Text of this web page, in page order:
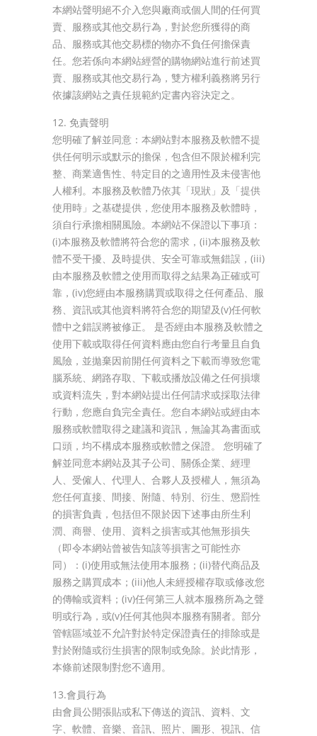
本網站聲明絕不介入您與廠商或個人間的任何買
賣、服務或其他交易行為，對於您所獲得的商
品、服務或其他交易標的物亦不負任何擔保責
任。您若係向本網站經營的購物網站進行前述買
賣、服務或其他交易行為，雙方權利義務將另行
依據該網站之責任規範約定書內容決定之。
12. 免責聲明
您明確了解並同意：本網站對本服務及軟體不提
供任何明示或默示的擔保，包含但不限於權利完
整、商業適售性、特定目的之適用性及未侵害他
人權利。本服務及軟體乃依其「現狀」及「提供
使用時」之基礎提供，您使用本服務及軟體時，
須自行承擔相關風險。本網站不保證以下事項：
(i)本服務及軟體將符合您的需求，(ii)本服務及軟
體不受干擾、及時提供、安全可靠或無錯誤，(iii)
由本服務及軟體之使用而取得之結果為正確或可
靠，(iv)您經由本服務購買或取得之任何產品、服
務、資訊或其他資料將符合您的期望及(v)任何軟
體中之錯誤將被修正。 是否經由本服務及軟體之
使用下載或取得任何資料應由您自行考量且自負
風險，並拋棄因前開任何資料之下載而導致您電
腦系統、網路存取、下載或播放設備之任何損壞
或資料流失，對本網站提出任何請求或採取法律
行動，您應自負完全責任。您自本網站或經由本
服務或軟體取得之建議和資訊，無論其為書面或
口頭，均不構成本服務或軟體之保證。 您明確了
解並同意本網站及其子公司、關係企業、經理
人、受僱人、代理人、合夥人及授權人，無須為
您任何直接、間接、附隨、特別、衍生、懲罰性
的損害負責，包括但不限於因下述事由所生利
潤、商譽、使用、資料之損害或其他無形損失
（即令本網站曾被告知該等損害之可能性亦
同）：(i)使用或無法使用本服務；(ii)替代商品及
服務之購買成本；(iii)他人未經授權存取或修改您
的傳輸或資料；(iv)任何第三人就本服務所為之聲
明或行為，或(v)任何其他與本服務有關者。部分
管轄區域並不允許對於特定保證責任的排除或是
對於附隨或衍生損害的限制或免除。於此情形，
本條前述限制對您不適用。
13.會員行為
由會員公開張貼或私下傳送的資訊、資料、文
字、軟體、音樂、音訊、照片、圖形、視訊、信